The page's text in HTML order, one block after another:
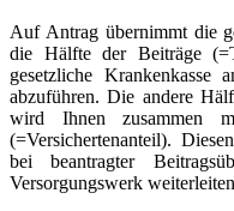
Auf Antrag übernimmt die
die Hälfte der Beiträge
gesetzliche Krankenkasse
abzuführen. Die andere
wird Ihnen zusammen
(=Versichertenanteil).
bei beantragter
Versorgungswerk